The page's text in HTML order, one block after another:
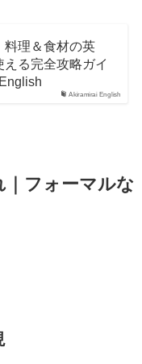
Akiramirai English
料理＆食材の英
る完全攻略ガイ
｜フォーマルな